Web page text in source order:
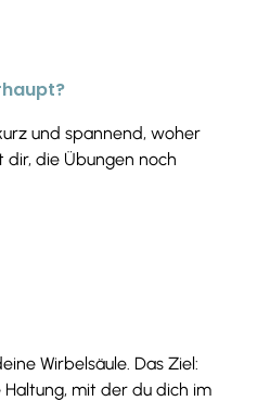
und spannend, woher
dir, die Übungen noch
Wirbelsäule. Das Ziel:
mit der du dich im